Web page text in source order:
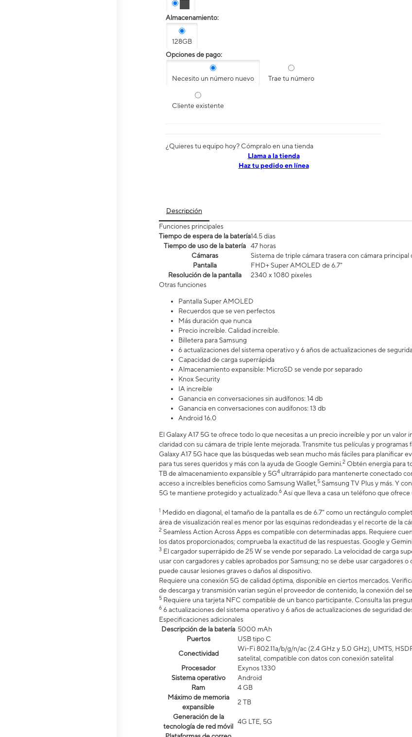
Almacenamiento:
128GB
Opciones de pago:
Necesito un número nuevo Trae tu número
Cliente existente
¿Quieres tu equipo hoy? Cómpralo en una tienda
​​​​​​​Llama a la tienda
Haz tu pedido en línea
Descripción
Funciones principales
Tiempo de espera de la batería14.5 días
Tiempo de uso de la batería
47 horas
Cámaras
Sistema de triple cámara trasera con cámara
Pantalla
FHD+ Super AMOLED de 6.7"
Resolución de la pantalla
2340 x 1080 píxeles
Otras funciones
Pantalla Super AMOLED
Recuerdos que se ven perfectos
Más duración que nunca
Precio increíble. Calidad increíble.
Billetera para Samsung
6 actualizaciones del sistema operativo y 6 años de actualizaciones de
Capacidad de carga superrápida
Almacenamiento expansible: MicroSD se vende por separado
Knox Security
IA increíble
Ganancia en conversaciones sin audífonos: 14 db
Ganancia en conversaciones con audífonos: 13 db
Android 16.0
El Galaxy A17 5G te ofrece todo lo que necesitas a un precio increíble y por un
claridad con su cámara de triple lente mejorada. Transmite tus películas y programas
Galaxy A17 5G hace que las búsquedas web sean mucho más fáciles para planificar
para tus seres queridos y más con la ayuda de Google Gemini.2 Obtén energía para
TB de almacenamiento expansible y 5G4 ultrarrápido para mantenerte conectado
acceso a increíbles beneficios como Samsung Wallet, 5 Samsung TV Plus y más. Y
5G te mantiene protegido y actualizado.6 Así que lleva a casa un teléfono que
1 Medido en diagonal, el tamaño de la pantalla es de 6.7" como un rectángulo
área de visualización real es menor por las esquinas redondeadas y el recorte de la
2 Seamless Action Across Apps es compatible con determinadas apps. Requiere
los datos proporcionados; comprueba la exactitud de las respuestas. Google y
3 El cargador superrápido de 25 W se vende por separado. La velocidad de carga
usar con cargadores y cables aprobados por Samsung; no se debe usar cargadores
puede causar lesiones graves o daños al dispositivo.
Requiere una conexión 5G de calidad óptima, disponible en ciertos mercados.
de descarga y transmisión varían según el proveedor de contenido, la conexión del
5 Requiere una tarjeta NFC compatible de un banco participante. Consulta las
6 6 actualizaciones del sistema operativo y 6 años de actualizaciones de seguridad
Especificaciones adicionales
Descripción de la batería 5000 mAh
Puertos
USB tipo C
Conectividad
Wi-Fi 802.11a/b/g/n/ac (2.4 GHz y 5.0 GHz), UMTS,
satelital, compatible con datos con conexión satelital​​​​​​​
Procesador
Exynos 1330
Sistema operativo
Android
Ram
4 GB
Máximo de memoria
expansible
2 TB
Generación de la
tecnología de red móvil
4G LTE, 5G